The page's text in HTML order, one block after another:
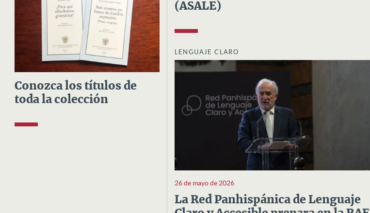
Conozca los títulos de
toda la colección
(ASALE)
LENGUAJE CLARO
26 de mayo de 2026
La Red Panhispánica de Lenguaje